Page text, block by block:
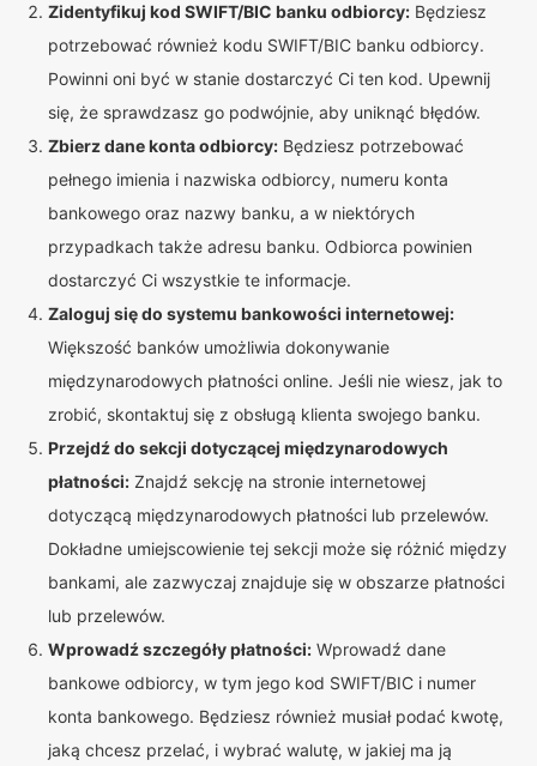
Zidentyfikuj kod SWIFT/BIC banku odbiorcy: Będziesz
potrzebować również kodu SWIFT/BIC banku odbiorcy.
Powinni oni być w stanie dostarczyć Ci ten kod. Upewnij
się, że sprawdzasz go podwójnie, aby uniknąć błędów.
Zbierz dane konta odbiorcy: Będziesz potrzebować
pełnego imienia i nazwiska odbiorcy, numeru konta
bankowego oraz nazwy banku, a w niektórych
przypadkach także adresu banku. Odbiorca powinien
dostarczyć Ci wszystkie te informacje.
Zaloguj się do systemu bankowości internetowej:
Większość banków umożliwia dokonywanie
międzynarodowych płatności online. Jeśli nie wiesz, jak to
zrobić, skontaktuj się z obsługą klienta swojego banku.
Przejdź do sekcji dotyczącej międzynarodowych
płatności: Znajdź sekcję na stronie internetowej
dotyczącą międzynarodowych płatności lub przelewów.
Dokładne umiejscowienie tej sekcji może się różnić między
bankami, ale zazwyczaj znajduje się w obszarze płatności
lub przelewów.
Wprowadź szczegóły płatności: Wprowadź dane
bankowe odbiorcy, w tym jego kod SWIFT/BIC i numer
konta bankowego. Będziesz również musiał podać kwotę,
jaką chcesz przelać, i wybrać walutę, w jakiej ma ją